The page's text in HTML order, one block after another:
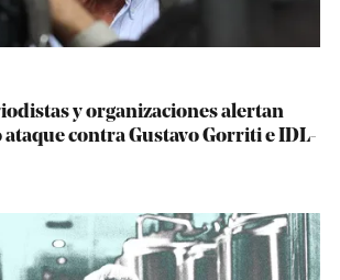
y organizaciones alertan
contra Gustavo Gorriti e IDL-